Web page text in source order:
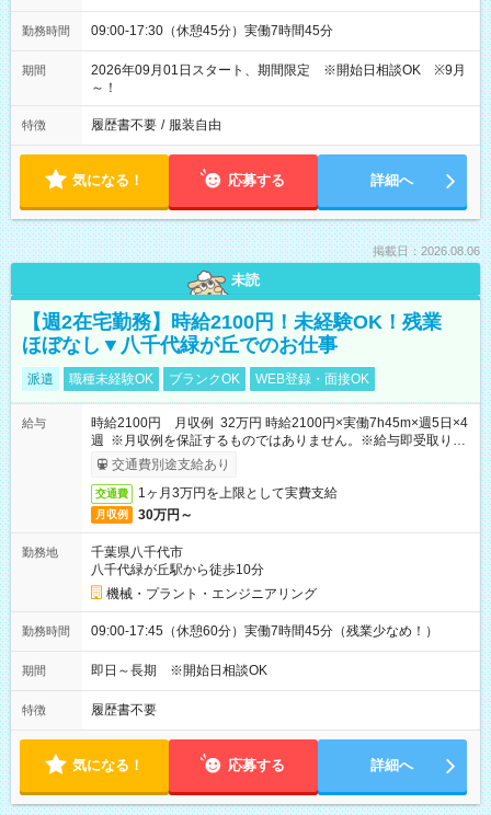
勤務時間 09:00-17:30（休憩45分）実働7時間45分
期間
2026年09月01日スタート、期間限定 ※開始日相談OK ※9月
～！
特徴 履歴書不要 / 服装自由
気になる！ 応募する 詳細へ
掲載日：2026.08.06
未読
【週2在宅勤務】時給2100円！未経験OK！残業
ほぼなし▼八千代緑が丘でのお仕事
派遣 職種未経験OK ブランクOK WEB登録・面接OK
給与
時給2100円 月収例 32万円 時給2100円×実働7h45m×週5日×4
週 ※月収例を保証するものではありません。※給与即受取りサ
ービス利用可（利用条件有）
交通費別途支給あり
交通費 1ヶ月3万円を上限として実費支給
月収例 30万円～
勤務地
千葉県八千代市
八千代緑が丘駅から徒歩10分
機械・プラント・エンジニアリング
勤務時間 09:00-17:45（休憩60分）実働7時間45分（残業少なめ！）
期間 即日～長期 ※開始日相談OK
特徴 履歴書不要
気になる！ 応募する 詳細へ